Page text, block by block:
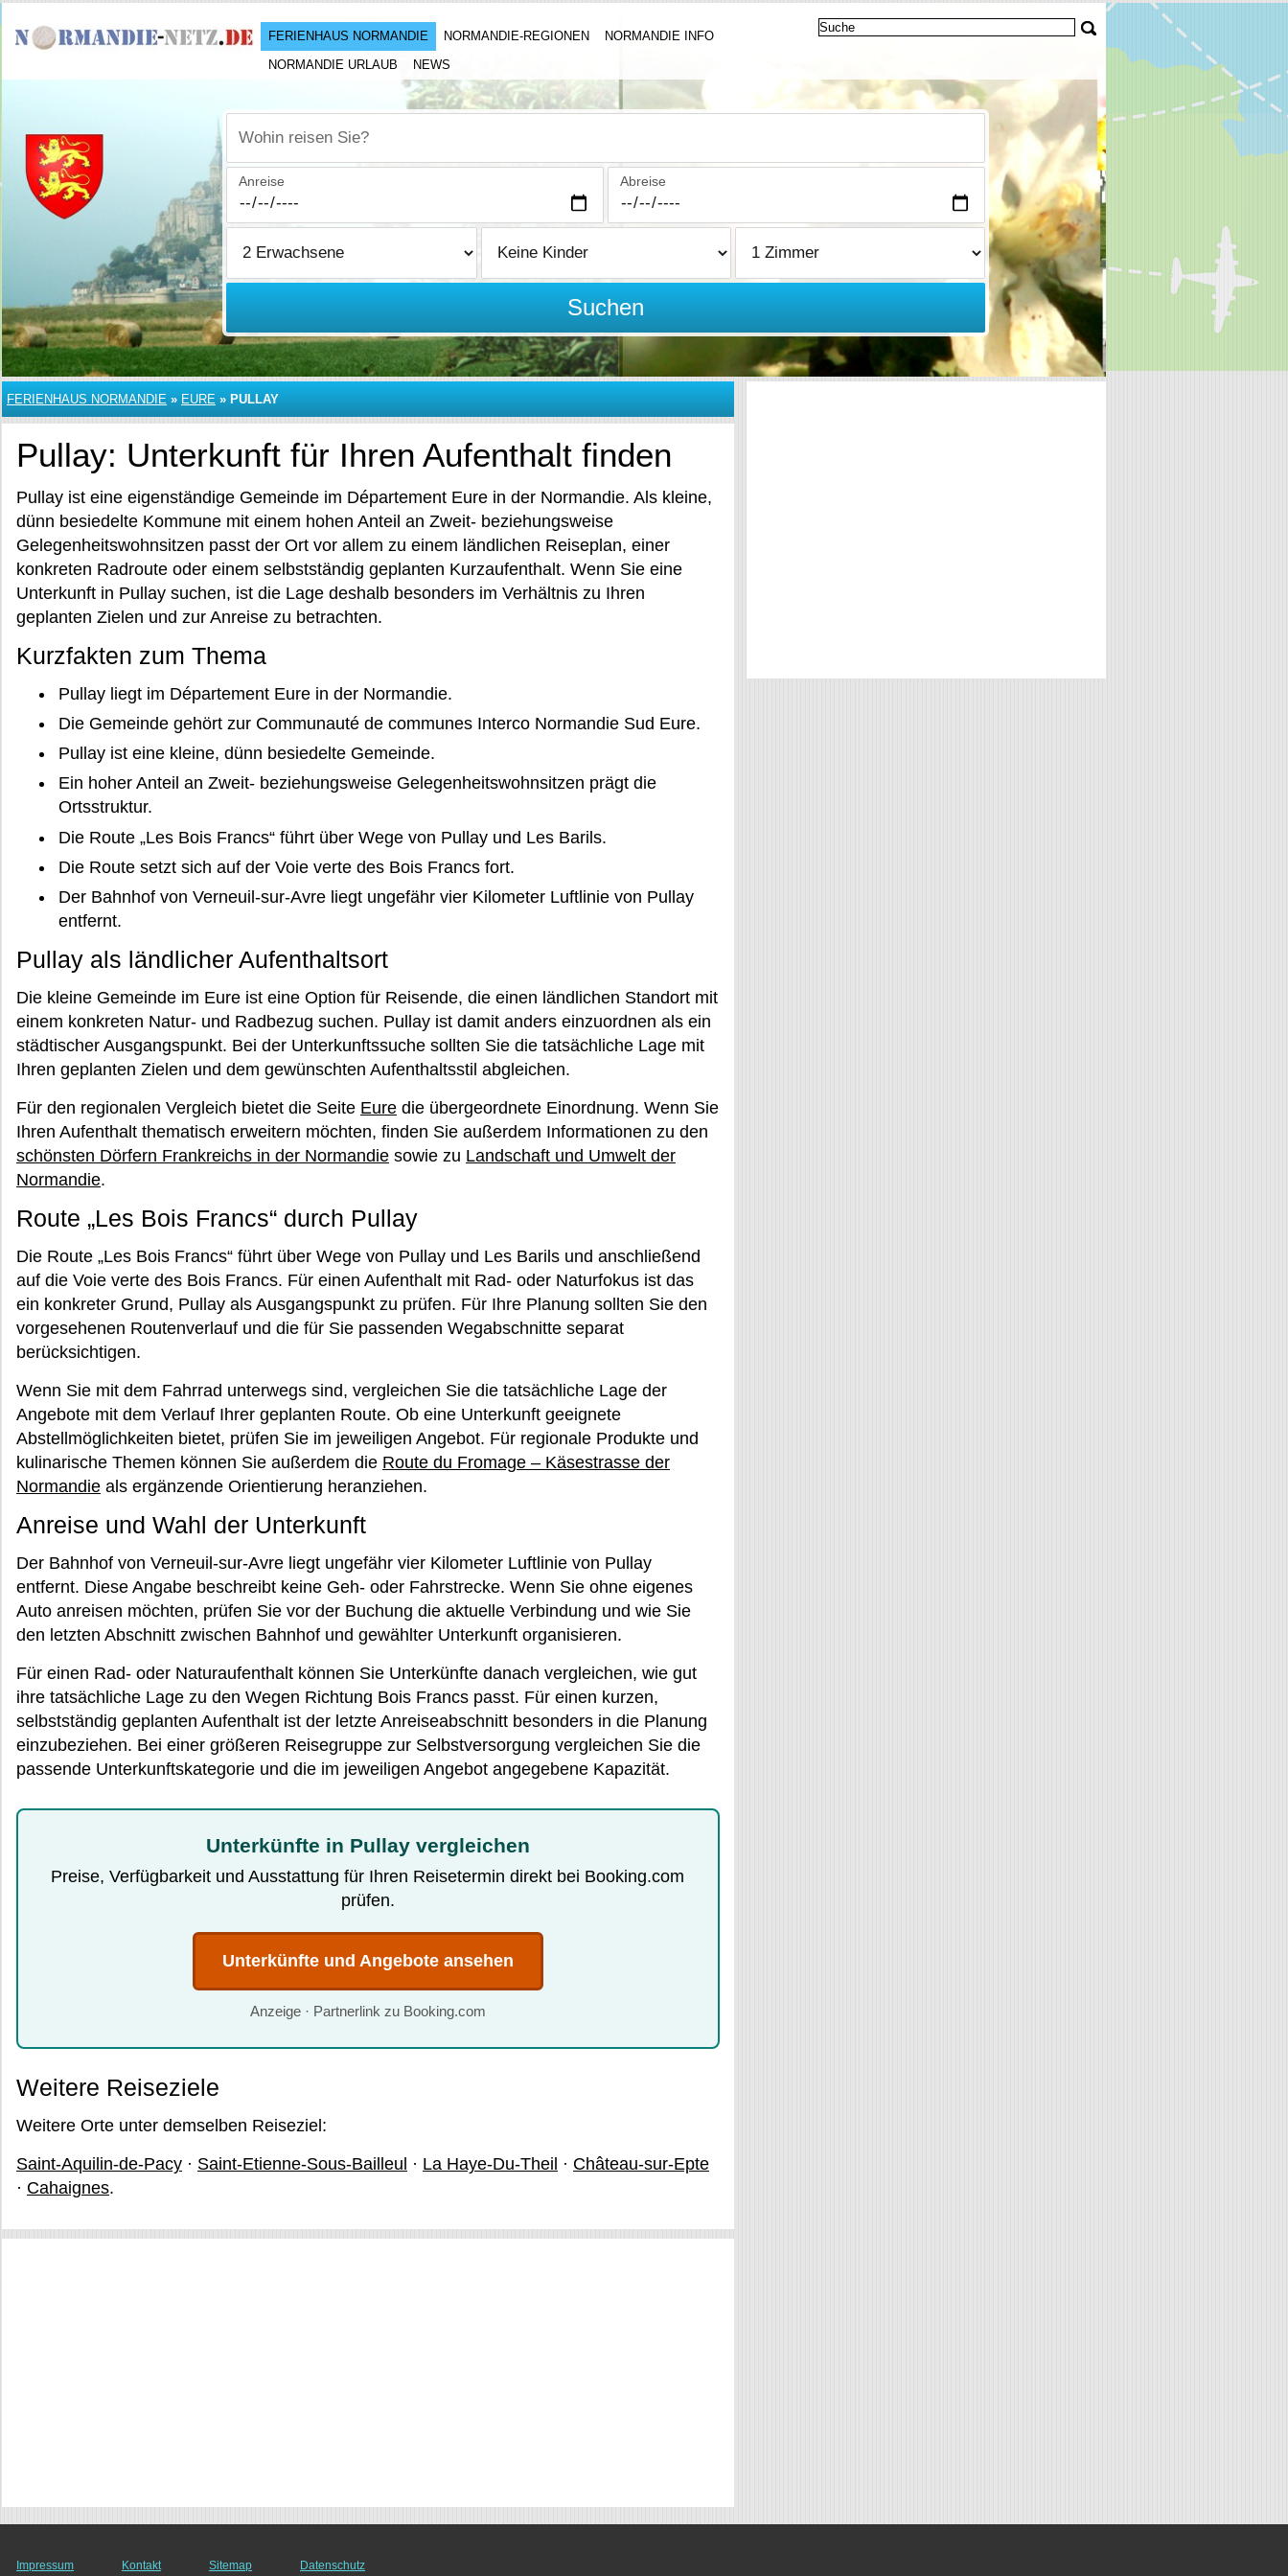
FERIENHAUS NORMANDIE NORMANDIE-REGIONEN
NORMANDIE INFO
NORMANDIE URLAUB
NEWS
Wohin reisen Sie?
Anreise Abreise
Suchen
FERIENHAUS NORMANDIE » EURE » PULLAY
Pullay: Unterkunft für Ihren Aufenthalt finden
Pullay ist eine eigenständige Gemeinde im Département Eure in der Normandie. Als kleine,
dünn besiedelte Kommune mit einem hohen Anteil an Zweit- beziehungsweise
Gelegenheitswohnsitzen passt der Ort vor allem zu einem ländlichen Reiseplan, einer
konkreten Radroute oder einem selbstständig geplanten Kurzaufenthalt. Wenn Sie eine
Unterkunft in Pullay suchen, ist die Lage deshalb besonders im Verhältnis zu Ihren
geplanten Zielen und zur Anreise zu betrachten.
Kurzfakten zum Thema
Pullay liegt im Département Eure in der Normandie.
Die Gemeinde gehört zur Communauté de communes Interco Normandie Sud Eure.
Pullay ist eine kleine, dünn besiedelte Gemeinde.
Ein hoher Anteil an Zweit- beziehungsweise Gelegenheitswohnsitzen prägt die
Ortsstruktur.
Die Route „Les Bois Francs“ führt über Wege von Pullay und Les Barils.
Die Route setzt sich auf der Voie verte des Bois Francs fort.
Der Bahnhof von Verneuil-sur-Avre liegt ungefähr vier Kilometer Luftlinie von Pullay
entfernt.
Pullay als ländlicher Aufenthaltsort
Die kleine Gemeinde im Eure ist eine Option für Reisende, die einen ländlichen Standort mit
einem konkreten Natur- und Radbezug suchen. Pullay ist damit anders einzuordnen als ein
städtischer Ausgangspunkt. Bei der Unterkunftssuche sollten Sie die tatsächliche Lage mit
Ihren geplanten Zielen und dem gewünschten Aufenthaltsstil abgleichen.
Für den regionalen Vergleich bietet die Seite Eure die übergeordnete Einordnung. Wenn Sie
Ihren Aufenthalt thematisch erweitern möchten, finden Sie außerdem Informationen zu den
schönsten Dörfern Frankreichs in der Normandie sowie zu Landschaft und Umwelt der
Normandie.
Route „Les Bois Francs“ durch Pullay
Die Route „Les Bois Francs“ führt über Wege von Pullay und Les Barils und anschließend
auf die Voie verte des Bois Francs. Für einen Aufenthalt mit Rad- oder Naturfokus ist das
ein konkreter Grund, Pullay als Ausgangspunkt zu prüfen. Für Ihre Planung sollten Sie den
vorgesehenen Routenverlauf und die für Sie passenden Wegabschnitte separat
berücksichtigen.
Wenn Sie mit dem Fahrrad unterwegs sind, vergleichen Sie die tatsächliche Lage der
Angebote mit dem Verlauf Ihrer geplanten Route. Ob eine Unterkunft geeignete
Abstellmöglichkeiten bietet, prüfen Sie im jeweiligen Angebot. Für regionale Produkte und
kulinarische Themen können Sie außerdem die Route du Fromage – Käsestrasse der
Normandie als ergänzende Orientierung heranziehen.
Anreise und Wahl der Unterkunft
Der Bahnhof von Verneuil-sur-Avre liegt ungefähr vier Kilometer Luftlinie von Pullay
entfernt. Diese Angabe beschreibt keine Geh- oder Fahrstrecke. Wenn Sie ohne eigenes
Auto anreisen möchten, prüfen Sie vor der Buchung die aktuelle Verbindung und wie Sie
den letzten Abschnitt zwischen Bahnhof und gewählter Unterkunft organisieren.
Für einen Rad- oder Naturaufenthalt können Sie Unterkünfte danach vergleichen, wie gut
ihre tatsächliche Lage zu den Wegen Richtung Bois Francs passt. Für einen kurzen,
selbstständig geplanten Aufenthalt ist der letzte Anreiseabschnitt besonders in die Planung
einzubeziehen. Bei einer größeren Reisegruppe zur Selbstversorgung vergleichen Sie die
passende Unterkunftskategorie und die im jeweiligen Angebot angegebene Kapazität.
Unterkünfte in Pullay vergleichen
Preise, Verfügbarkeit und Ausstattung für Ihren Reisetermin direkt bei Booking.com
prüfen.
Unterkünfte und Angebote ansehen
Anzeige · Partnerlink zu Booking.com
Weitere Reiseziele
Weitere Orte unter demselben Reiseziel:
Saint-Aquilin-de-Pacy · Saint-Etienne-Sous-Bailleul · La Haye-Du-Theil · Château-sur-Epte
· Cahaignes.
Impressum Kontakt Sitemap Datenschutz